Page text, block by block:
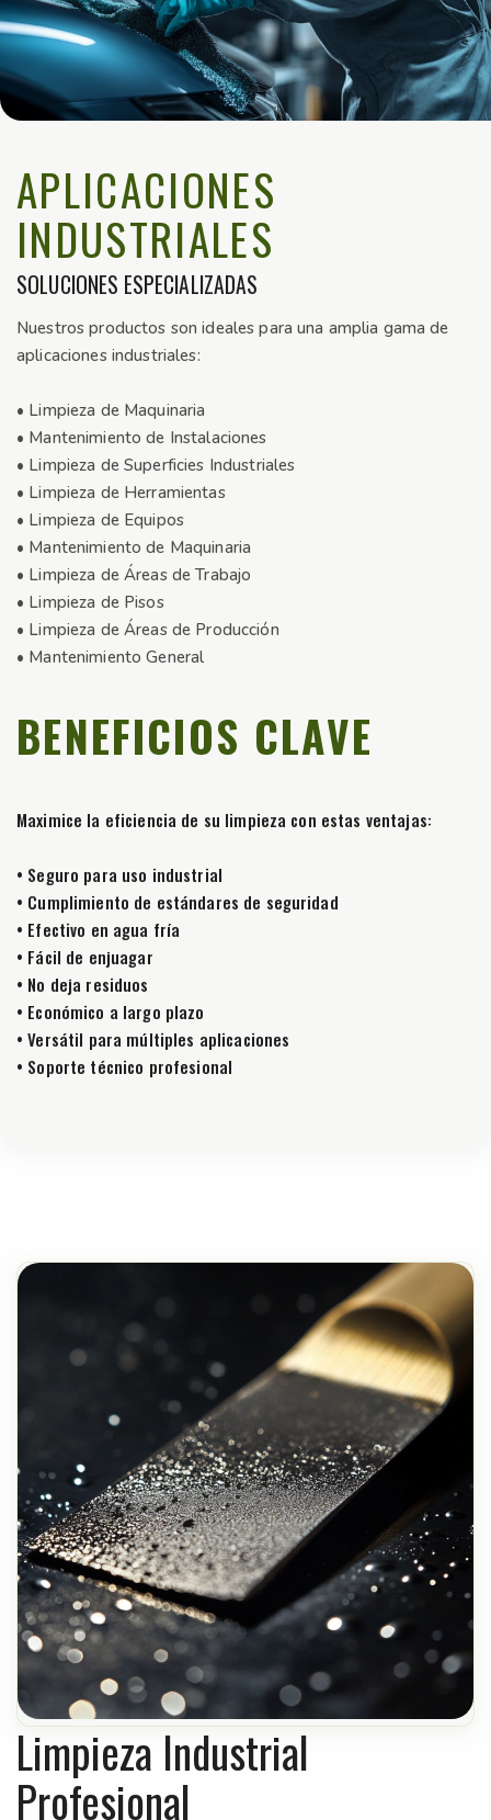
APLICACIONES
INDUSTRIALES
SOLUCIONES ESPECIALIZADAS
Nuestros productos son ideales para una amplia gama de
aplicaciones industriales:
• Limpieza de Maquinaria
• Mantenimiento de Instalaciones
• Limpieza de Superficies Industriales
• Limpieza de Herramientas
• Limpieza de Equipos
• Mantenimiento de Maquinaria
• Limpieza de Áreas de Trabajo
• Limpieza de Pisos
• Limpieza de Áreas de Producción
• Mantenimiento General
BENEFICIOS CLAVE
Maximice la eficiencia de su limpieza con estas ventajas:
• Seguro para uso industrial
• Cumplimiento de estándares de seguridad
• Efectivo en agua fría
• Fácil de enjuagar
• No deja residuos
• Económico a largo plazo
• Versátil para múltiples aplicaciones
• Soporte técnico profesional
Limpieza Industrial
Profesional